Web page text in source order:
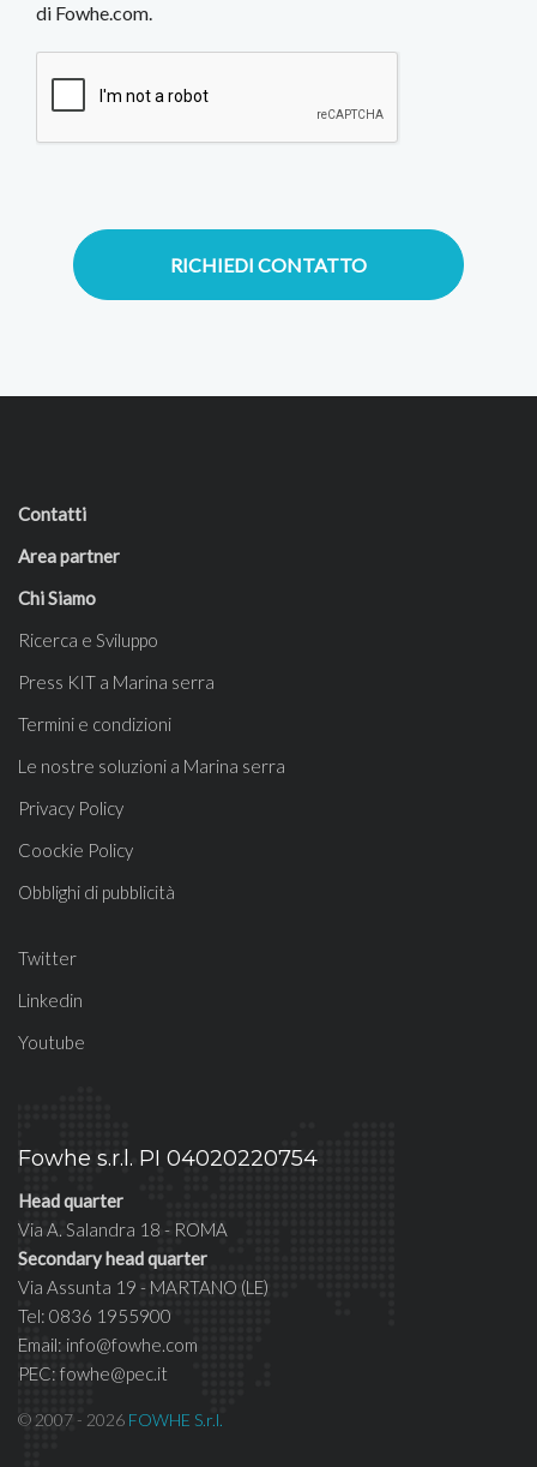
di Fowhe.com.
RICHIEDI CONTATTO
Contatti
Area partner
Chi Siamo
Ricerca e Sviluppo
Press KIT a Marina serra
Termini e condizioni
Le nostre soluzioni a Marina serra
Privacy Policy
Coockie Policy
Obblighi di pubblicità
Twitter
Linkedin
Youtube
Fowhe s.r.l. PI 04020220754
Head quarter
Via A. Salandra 18 - ROMA
Secondary head quarter
Via Assunta 19 - MARTANO (LE)
Tel: 0836 1955900
Email: info@fowhe.com
PEC: fowhe@pec.it
© 2007 - 2026 FOWHE S.r.l.